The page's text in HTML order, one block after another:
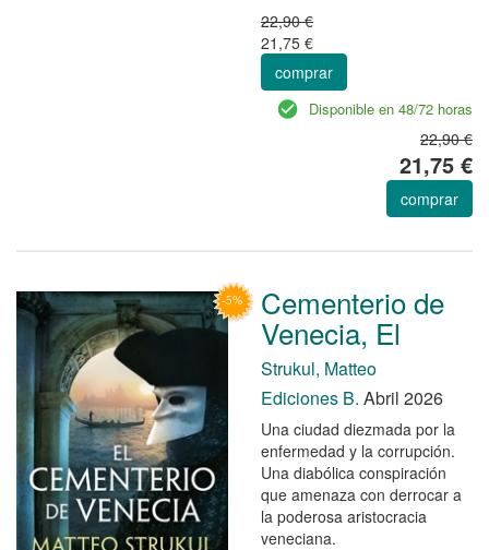
22,90 €
21,75 €
comprar
Disponible en 48/72 horas
22,90 €
21,75 €
comprar
Cementerio de
Venecia, El
Strukul, Matteo
Ediciones B. Abril 2026
Una ciudad diezmada por la
enfermedad y la corrupción.
Una diabólica conspiración
que amenaza con derrocar a
la poderosa aristocracia
veneciana.